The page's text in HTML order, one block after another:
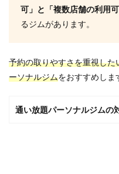
可」と「複数店舗の利用可
るジムがあります。
予約の取りやすさを重視し
ーソナルジムをおすすめしま
通い放題パーソナルジムの